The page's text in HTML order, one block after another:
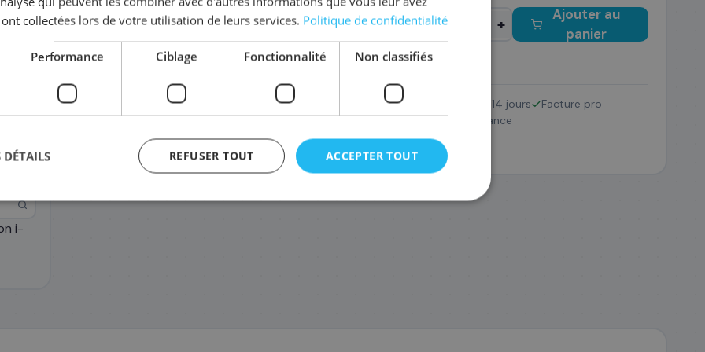
i-
+
Ajouter au
panier
Complétez la série054H
3026C002/054H 3025C002/054H 3027C002/054H Retour 14 jours
Facture pro
SAV France
collectées lors de votre utilisation de leurs services. Politique de confidentialité
Performance Ciblage Fonctionnalité Non classifiés
ACCEPTER TOUT
REFUSER TOUT
DÉTAILS